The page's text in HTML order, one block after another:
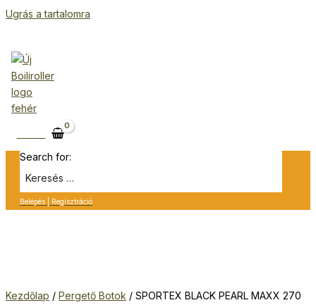
Ugrás a tartalomra
Search for:
Belépés | Regisztráció
Kezdőlap / Pergető Botok / SPORTEX BLACK PEARL MAXX 270